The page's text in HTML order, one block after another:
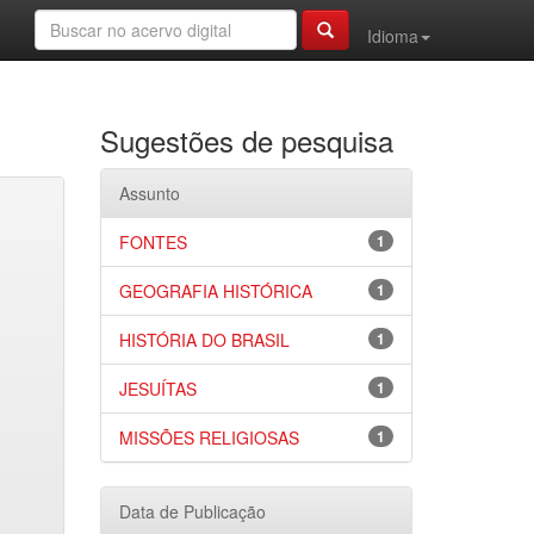
Idioma
Sugestões de pesquisa
Assunto
1
FONTES
1
GEOGRAFIA HISTÓRICA
1
HISTÓRIA DO BRASIL
1
JESUÍTAS
1
MISSÕES RELIGIOSAS
Data de Publicação